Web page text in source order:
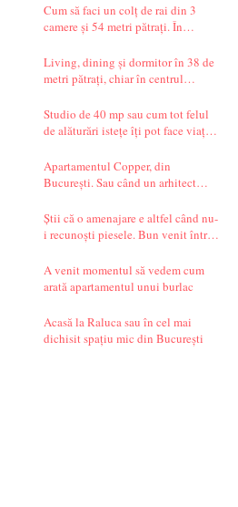
Cum să faci un colț de rai din 3
camere și 54 metri pătrați. În
Living, dining și dormitor în 38 de
metri pătrați, chiar în centrul
care te transportă departe, spre țările
nordice.
Studio de 40 mp sau cum tot felul
de alăturări istețe îți pot face viața
Apartamentul Copper, din
București. Sau când un arhitect
Știi că o amenajare e altfel când nu-
i recunoști piesele. Bun venit într-
A venit momentul să vedem cum
arată apartamentul unui burlac
Acasă la Raluca sau în cel mai
dichisit spațiu mic din București